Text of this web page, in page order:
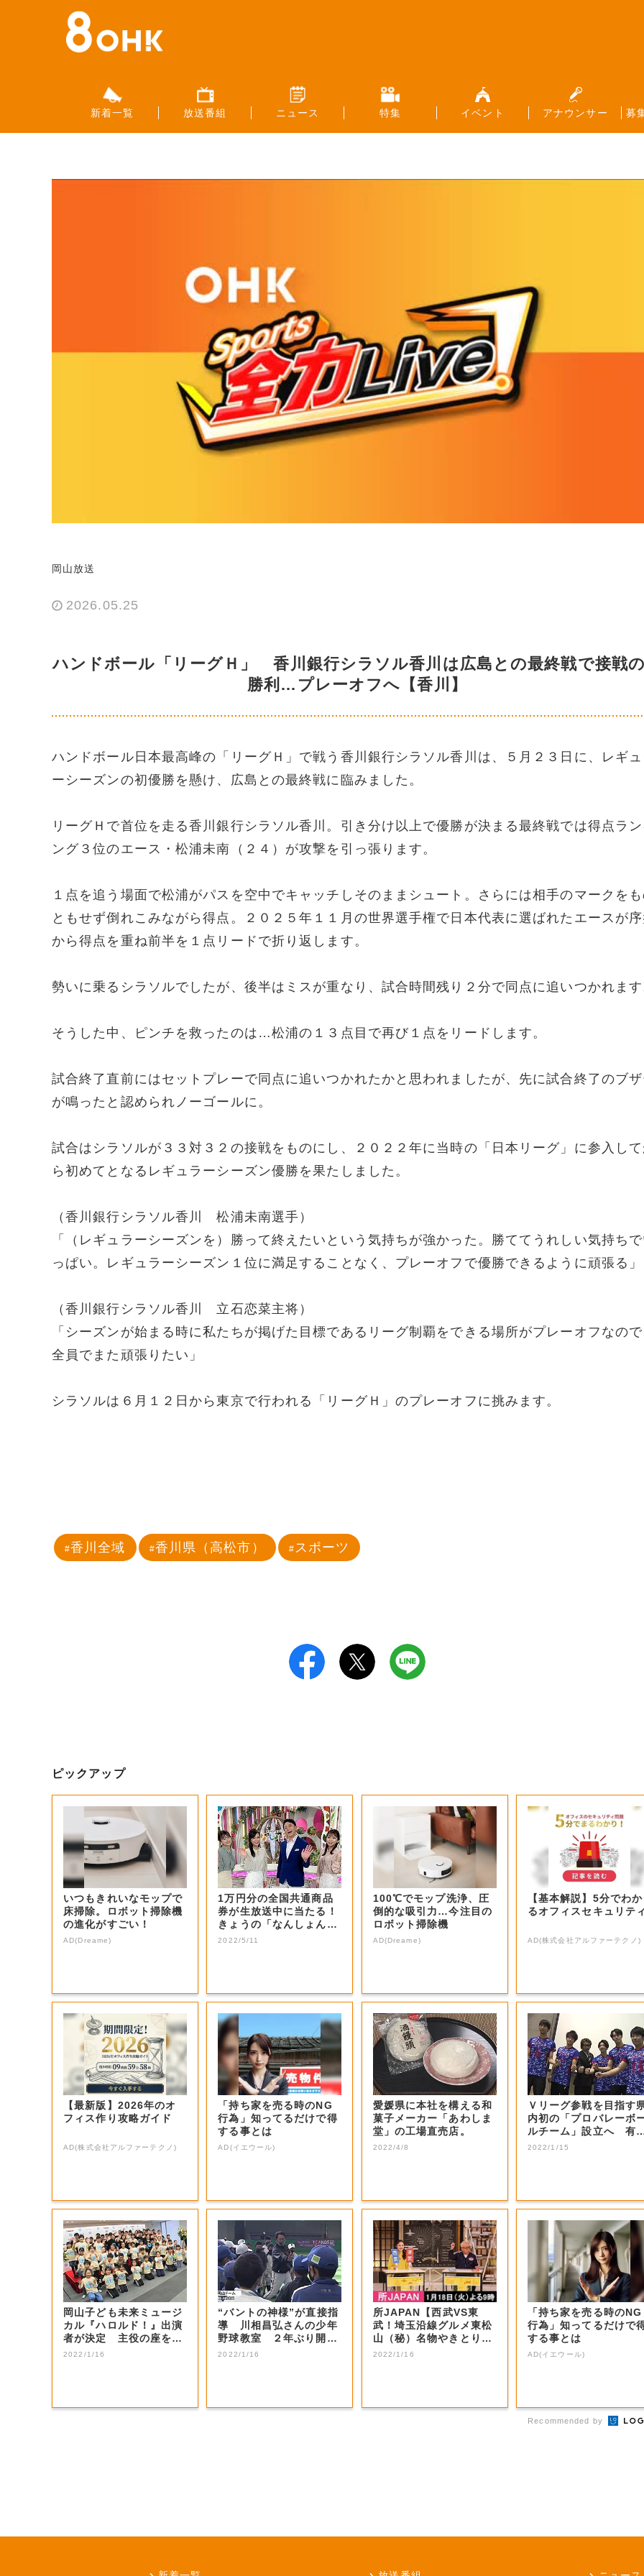
新着一覧 放送番組 ニュース 特集 イベント アナウンサー 募
岡山放送
2026.05.25
ハンドボール「リーグＨ」 香川銀行シラソル香川は広島との最終戦で接戦
勝利…プレーオフへ【香川】
ハンドボール日本最高峰の「リーグＨ」で戦う香川銀行シラソル香川は、５月２３日に、レギ
ーシーズンの初優勝を懸け、広島との最終戦に臨みました。
リーグＨで首位を走る香川銀行シラソル香川。引き分け以上で優勝が決まる最終戦では得点ラ
ング３位のエース・松浦未南（２４）が攻撃を引っ張ります。
１点を追う場面で松浦がパスを空中でキャッチしそのままシュート。さらには相手のマークを
ともせず倒れこみながら得点。２０２５年１１月の世界選手権で日本代表に選ばれたエースが
から得点を重ね前半を１点リードで折り返します。
勢いに乗るシラソルでしたが、後半はミスが重なり、試合時間残り２分で同点に追いつかれま
そうした中、ピンチを救ったのは…松浦の１３点目で再び１点をリードします。
試合終了直前にはセットプレーで同点に追いつかれたかと思われましたが、先に試合終了のブ
が鳴ったと認められノーゴールに。
試合はシラソルが３３対３２の接戦をものにし、２０２２年に当時の「日本リーグ」に参入し
ら初めてとなるレギュラーシーズン優勝を果たしました。
（香川銀行シラソル香川 松浦未南選手）
「（レギュラーシーズンを）勝って終えたいという気持ちが強かった。勝ててうれしい気持ち
っぱい。レギュラーシーズン１位に満足することなく、プレーオフで優勝できるように頑張る」
（香川銀行シラソル香川 立石恋菜主将）
「シーズンが始まる時に私たちが掲げた目標であるリーグ制覇をできる場所がプレーオフなの
全員でまた頑張りたい」
シラソルは６月１２日から東京で行われる「リーグＨ」のプレーオフに挑みます。
香川全域 香川県（高松市） スポーツ
ピックアップ
いつもきれいなモップで
床掃除。ロボット掃除機
の進化がすごい！
AD(Dreame)
1万円分の全国共通商品
券が生放送中に当たる！
きょうの「なんしょん？
生電話クイズ」...
2022/5/11
100℃でモップ洗浄、圧
倒的な吸引力…今注目の
ロボット掃除機
AD(Dreame)
【基本解説】5分でわか
るオフィスセキュリテ
AD(株式会社アルファーテクノ)
【最新版】2026年のオ
フィス作り攻略ガイド
AD(株式会社アルファーテクノ)
「持ち家を売る時のNG
行為」知ってるだけで得
する事とは
AD(イエウール)
愛媛県に本社を構える和
菓子メーカー「あわしま
堂」の工場直売店。
2022/4/8
Ｖリーグ参戦を目指す
内初の「プロバレーボ
ルチーム」設立へ 有
選手などの受け...
2022/1/15
岡山子ども未来ミュージ
カル『ハロルド！』出演
者が決定 主役の座を射
止めた感想は…...
2022/1/16
“バントの神様”が直接指
導 川相昌弘さんの少年
野球教室 ２年ぶり開催
【岡山・岡山...
2022/1/16
所JAPAN【西武VS東
武！埼玉沿線グルメ東松
山（秘）名物やきとり＆
秩父ホルモン...
2022/1/16
「持ち家を売る時のNG
行為」知ってるだけで
する事とは
AD(イエウール)
Recommended by